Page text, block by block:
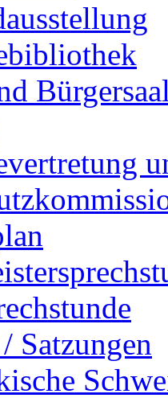
Satzungen